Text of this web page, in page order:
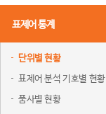
표제어 통계
단위별 현황
표제어 분석 기호별 현황
품사별 현황